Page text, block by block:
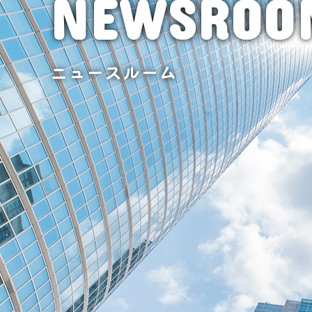
ニュースルーム